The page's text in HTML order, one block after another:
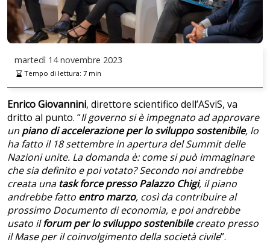
martedì 14 novembre 2023
Tempo di lettura: 7min
Enrico Giovannini, direttore scientifico dell’ASviS, va
dritto al punto. “Il governo si è impegnato ad approvare
un piano di accelerazione per lo sviluppo sostenibile, lo
ha fatto il 18 settembre in apertura del Summit delle
Nazioni unite. La domanda è: come si può immaginare
che sia definito e poi votato? Secondo noi andrebbe
creata una task force presso Palazzo Chigi, il piano
andrebbe fatto entro marzo, così da contribuire al
prossimo Documento di economia, e poi andrebbe
usato ilforum per lo sviluppo sostenibilecreato presso
il Mase per il coinvolgimento della società civile”.